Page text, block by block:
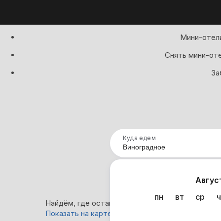
Мини-
Снять мини-
Куда едем
пн
вт ср
Найдём, где остановиться в Виноградном: 0
Показать на карте